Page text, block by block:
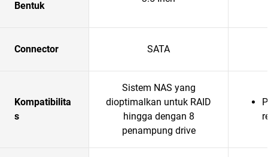
Bentuk
Connector SATA
Kompatibilita
s
Sistem NAS yang
dioptimalkan untuk RAID
hingga dengan 8
penampung drive